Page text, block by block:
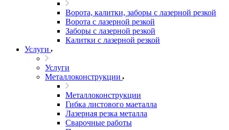
Ворота, калитки, заборы с лазерной резкой
Ворота с лазерной резкой
Заборы с лазерной резкой
Калитки с лазерной резкой
Услуги
Услуги
Металлоконструкции
Металлоконструкции
Гибка листового маеталла
Лазерная резка металла
Сварочные работы